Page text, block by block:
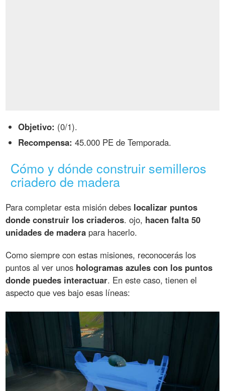
Objetivo: (0/1).
Recompensa: 45.000 PE de Temporada.
Cómo y dónde construir semilleros
criadero de madera
Para completar esta misión debes localizar puntos
donde construir los criaderos. ojo, hacen falta 50
unidades de madera para hacerlo.
Como siempre con estas misiones, reconocerás los
puntos al ver unos hologramas azules con los puntos
donde puedes interactuar. En este caso, tienen el
aspecto que ves bajo esas líneas: